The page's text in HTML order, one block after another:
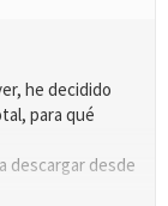
he decidido
para qué
descargar desde